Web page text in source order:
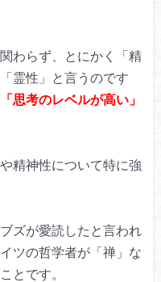
わらず、
とにかく「精
霊性」と言うのです
「思考のレベルが高い」
精神性について特に強
ズが愛読した と言われ
ツの哲学者が「禅」な
とです。